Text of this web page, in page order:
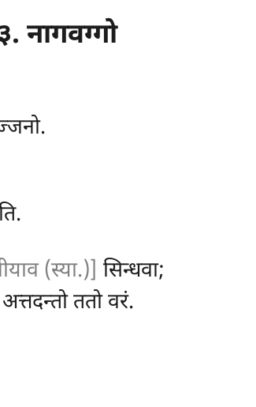
नागवग्गो
(स्या.)] सिन्धवा;
ततो वरं.